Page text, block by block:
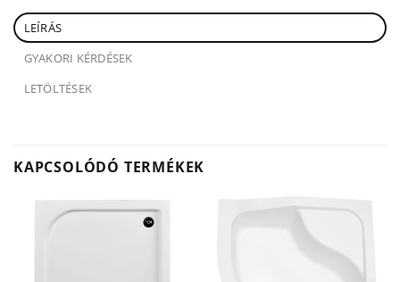
LEÍRÁS
GYAKORI KÉRDÉSEK
LETÖLTÉSEK
KAPCSOLÓDÓ TERMÉKEK